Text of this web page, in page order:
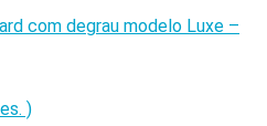
com degrau modelo Luxe –
)